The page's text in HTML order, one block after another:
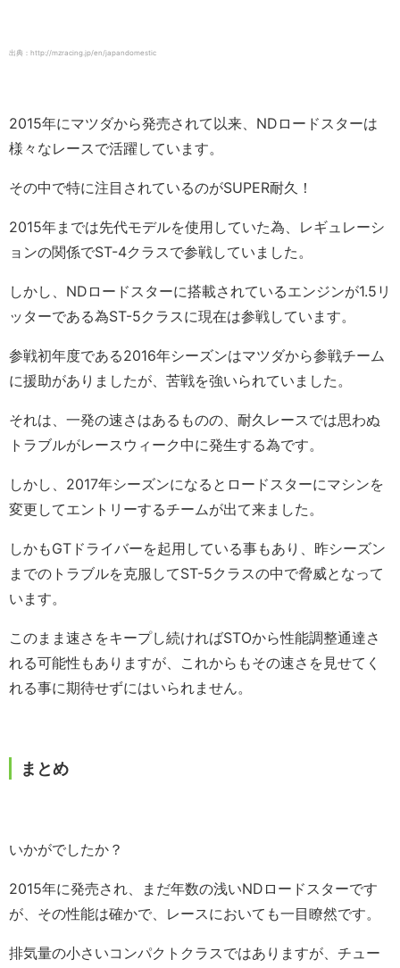
出典：http://mzracing.jp/en/japandomestic
2015年にマツダから発売されて以来、NDロードスターは
様々なレースで活躍しています。
その中で特に注目されているのがSUPER耐久！
2015年までは先代モデルを使用していた為、レギュレーシ
ョンの関係でST-4クラスで参戦していました。
しかし、NDロードスターに搭載されているエンジンが1.5リ
ッターである為ST-5クラスに現在は参戦しています。
参戦初年度である2016年シーズンはマツダから参戦チーム
に援助がありましたが、苦戦を強いられていました。
それは、一発の速さはあるものの、耐久レースでは思わぬ
トラブルがレースウィーク中に発生する為です。
しかし、2017年シーズンになるとロードスターにマシンを
変更してエントリーするチームが出て来ました。
しかもGTドライバーを起用している事もあり、昨シーズン
までのトラブルを克服してST-5クラスの中で脅威となって
います。
このまま速さをキープし続ければSTOから性能調整通達さ
れる可能性もありますが、これからもその速さを見せてく
れる事に期待せずにはいられません。
まとめ
いかがでしたか？
2015年に発売され、まだ年数の浅いNDロードスターです
が、その性能は確かで、レースにおいても一目瞭然です。
排気量の小さいコンパクトクラスではありますが、チュー